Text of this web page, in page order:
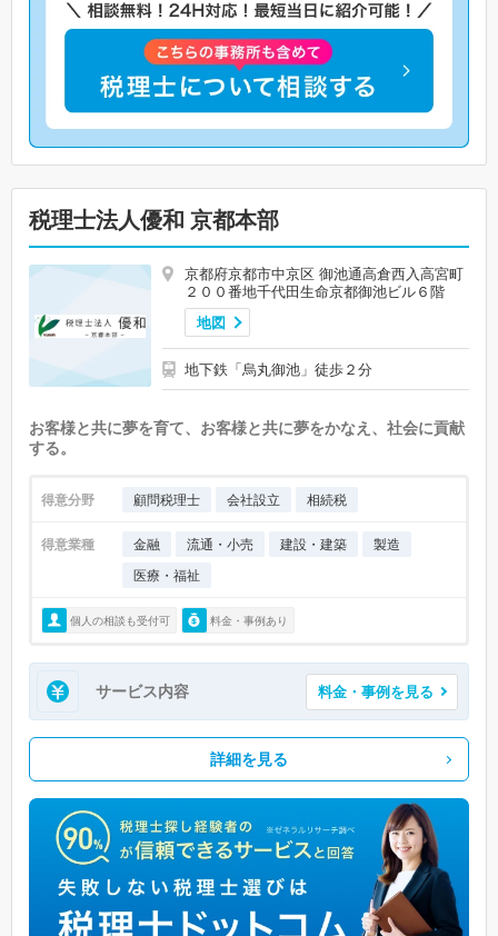
税理士法人優和 京都本部
京都府京都市中京区 御池通高倉西入高宮町
２００番地千代田生命京都御池ビル６階
地図
地下鉄「烏丸御池」徒歩２分
お客様と共に夢を育て、お客様と共に夢をかなえ、社会に貢献
する。
得意分野 顧問税理士 会社設立 相続税
得意業種 金融 流通・小売 建設・建築
製造
医療・福祉
個人の相談も受付可 料金・事例あり
サービス内容 料金・事例を見る
詳細を見る